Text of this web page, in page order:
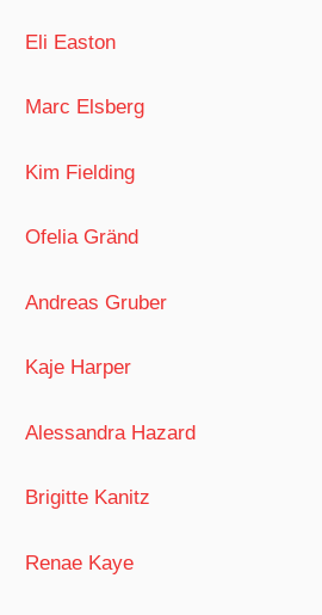
Eli Easton
Marc Elsberg
Kim Fielding
Ofelia Gränd
Andreas Gruber
Kaje Harper
Alessandra Hazard
Brigitte Kanitz
Renae Kaye